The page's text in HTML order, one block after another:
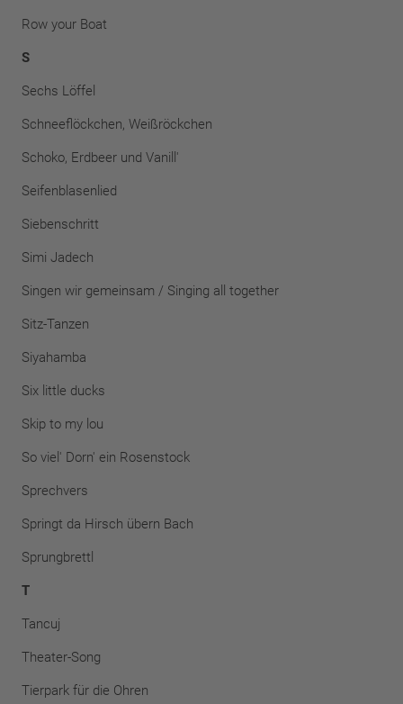
Row your Boat
S
Sechs Löffel
Schneeflöckchen, Weißröckchen
Schoko, Erdbeer und Vanill'
Seifenblasenlied
Siebenschritt
Simi Jadech
Singen wir gemeinsam / Singing all together
Sitz-Tanzen
Siyahamba
Six little ducks
Skip to my lou
So viel' Dorn' ein Rosenstock
Sprechvers
Springt da Hirsch übern Bach
Sprungbrettl
T
Tancuj
Theater-Song
Tierpark für die Ohren